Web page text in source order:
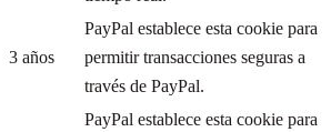
3 años
PayPal establece esta cookie para
permitir transacciones seguras a
través de PayPal.
PayPal establece esta cookie para